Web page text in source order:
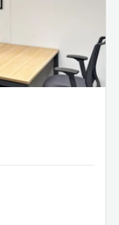
24, 3. Etage,